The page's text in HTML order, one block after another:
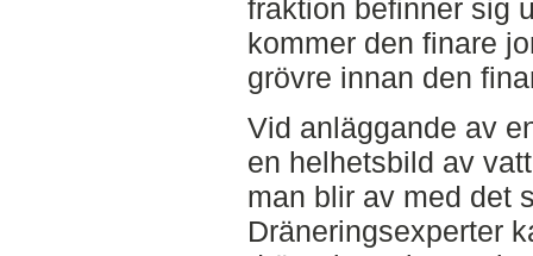
fraktion befinner sig
kommer den finare
grövre innan den
Vid anläggande av
en helhetsbild av
man blir av med det
Dräneringsexperter